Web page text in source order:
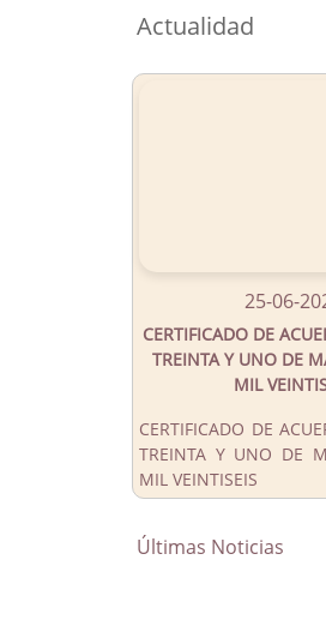
Actualidad
25-06-
CERTIFICADO DE
TREINTA Y UNO DE
MIL
CERTIFICADO DE
TREINTA Y UNO DE
MIL VEINTISEIS
Últimas Noticias